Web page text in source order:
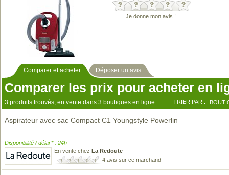
Je donne mon avis !
Comparer et acheter Déposer un avis
Comparer les prix pour acheter en
3 produits trouvés, en vente dans 3 boutiques en ligne. TRIER PAR :
Aspirateur avec sac Compact C1 Youngstyle Powerlin
Disponibilité / délai * : 24h
En vente chez La Redoute
4 avis sur ce marchand